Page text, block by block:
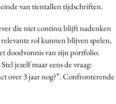
van tientallen tijdschriften.
die niet continu blijft nadenken
rol kunnen blijven spelen,
doodvonnis van zijn portfolio.
jezelf maar eens de vraag:
over 3 jaar nog?”. Confronterende